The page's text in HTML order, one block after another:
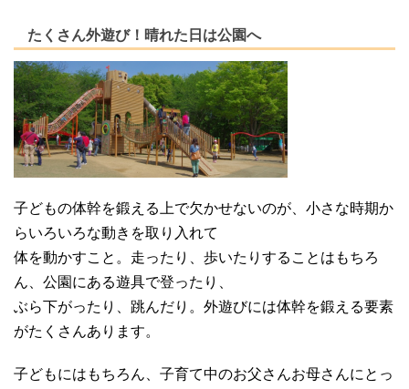
たくさん外遊び！晴れた日は公園へ
子どもの体幹を鍛える上で欠かせないのが、小さな時期か
らいろいろな動きを取り入れて
体を動かすこと。走ったり、歩いたりすることはもちろ
ん、公園にある遊具で登ったり、
ぶら下がったり、跳んだり。外遊びには体幹を鍛える要素
がたくさんあります。
子どもにはもちろん、子育て中のお父さんお母さんにとっ